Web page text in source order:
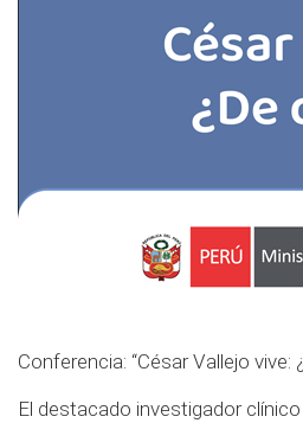
Conferencia: “César Vallejo vive:
El destacado investigador